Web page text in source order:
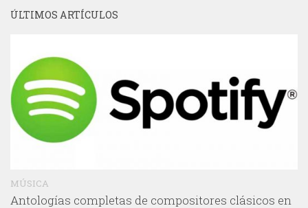
ÚLTIMOS ARTÍCULOS
MÚSICA
Antologías completas de compositores clásicos en